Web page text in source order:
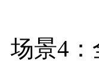
场景4